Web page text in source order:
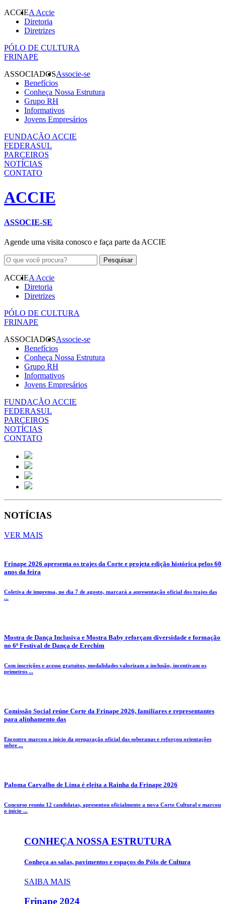
ACCIEA Accie
Diretoria
Diretrizes
PÓLO DE CULTURA
FRINAPE
ASSOCIADOSAssocie-se
Benefícios
Conheça Nossa Estrutura
Grupo RH
Informativos
Jovens Empresários
FUNDAÇÃO ACCIE
FEDERASUL
PARCEIROS
NOTÍCIAS
CONTATO
ACCIE
ASSOCIE-SE
Agende uma visita conosco e faça parte da ACCIE
ACCIEA Accie
Diretoria
Diretrizes
PÓLO DE CULTURA
FRINAPE
ASSOCIADOSAssocie-se
Benefícios
Conheça Nossa Estrutura
Grupo RH
Informativos
Jovens Empresários
FUNDAÇÃO ACCIE
FEDERASUL
PARCEIROS
NOTÍCIAS
CONTATO
NOTÍCIAS
VER MAIS
Frinape 2026 apresenta os trajes da Corte e projeta edição histórica pelos 60
anos da feira
Coletiva de imprensa, no dia 7 de agosto, marcará a apresentação oficial dos trajes das
...
Mostra de Dança Inclusiva e Mostra Baby reforçam diversidade e formação
no 6º Festival de Dança de Erechim
Com inscrições e acesso gratuitos, modalidades valorizam a inclusão, incentivam os
primeiros ...
Comissão Social reúne Corte da Frinape 2026, familiares e representantes
para alinhamento das
Encontro marcou o início da preparação oficial das soberanas e reforçou orientações
sobre ...
Paloma Carvalho de Lima é eleita a Rainha da Frinape 2026
Concurso reuniu 12 candidatas, apresentou oficialmente a nova Corte Cultural e marcou
o início ...
CONHEÇA NOSSA ESTRUTURA
Conheça as salas, pavimentos e espaços do Pólo de Cultura
SAIBA MAIS
Frinape 2024